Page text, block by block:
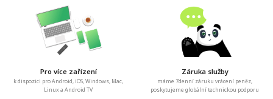
Pro více zařízení
k dispozici pro Android, iOS, Windows, Mac,
Linux a Android TV
Záruka služby
máme 7denní záruku vrácení peněz,
poskytujeme globální technickou podporu